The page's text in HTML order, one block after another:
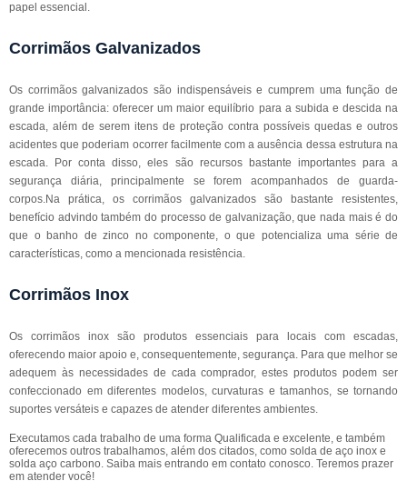
papel essencial.
Corrimãos Galvanizados
Os corrimãos galvanizados são indispensáveis e cumprem uma função de
grande importância: oferecer um maior equilíbrio para a subida e descida na
escada, além de serem itens de proteção contra possíveis quedas e outros
acidentes que poderiam ocorrer facilmente com a ausência dessa estrutura na
escada. Por conta disso, eles são recursos bastante importantes para a
segurança diária, principalmente se forem acompanhados de guarda-
corpos.Na prática, os corrimãos galvanizados são bastante resistentes,
benefício advindo também do processo de galvanização, que nada mais é do
que o banho de zinco no componente, o que potencializa uma série de
características, como a mencionada resistência.
Corrimãos Inox
Os corrimãos inox são produtos essenciais para locais com escadas,
oferecendo maior apoio e, consequentemente, segurança. Para que melhor se
adequem às necessidades de cada comprador, estes produtos podem ser
confeccionado em diferentes modelos, curvaturas e tamanhos, se tornando
suportes versáteis e capazes de atender diferentes ambientes.
Executamos cada trabalho de uma forma Qualificada e excelente, e também
oferecemos outros trabalhamos, além dos citados, como solda de aço inox e
solda aço carbono. Saiba mais entrando em contato conosco. Teremos prazer
em atender você!